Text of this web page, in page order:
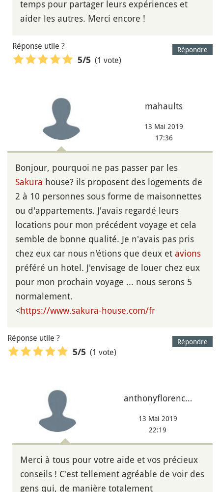
temps pour partager leurs expériences et
aider les autres. Merci encore !
Répondre
Réponse utile ?
5/5 (1 vote)
mahaults
13 Mai 2019
17:36
Bonjour, pourquoi ne pas passer par les
Sakura house? ils proposent des logements de
2 à 10 personnes sous forme de maisonnettes
ou d'appartements. J'avais regardé leurs
locations pour mon précédent voyage et cela
semble de bonne qualité. Je n'avais pas pris
chez eux car nous n'étions que deux et avions
préféré un hotel. J'envisage de louer chez eux
pour mon prochain voyage ... nous serons 5
normalement.
<https://www.sakura-house.com/fr
Répondre
Réponse utile ?
5/5 (1 vote)
anthonyflorenc…
13 Mai 2019
22:19
Merci à tous pour votre aide et vos précieux
conseils ! C'est tellement agréable de voir des
gens qui, de manière totalement